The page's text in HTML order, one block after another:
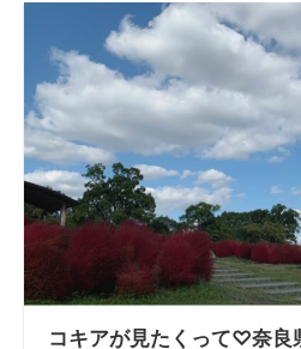
コキアが見たくって♡奈良